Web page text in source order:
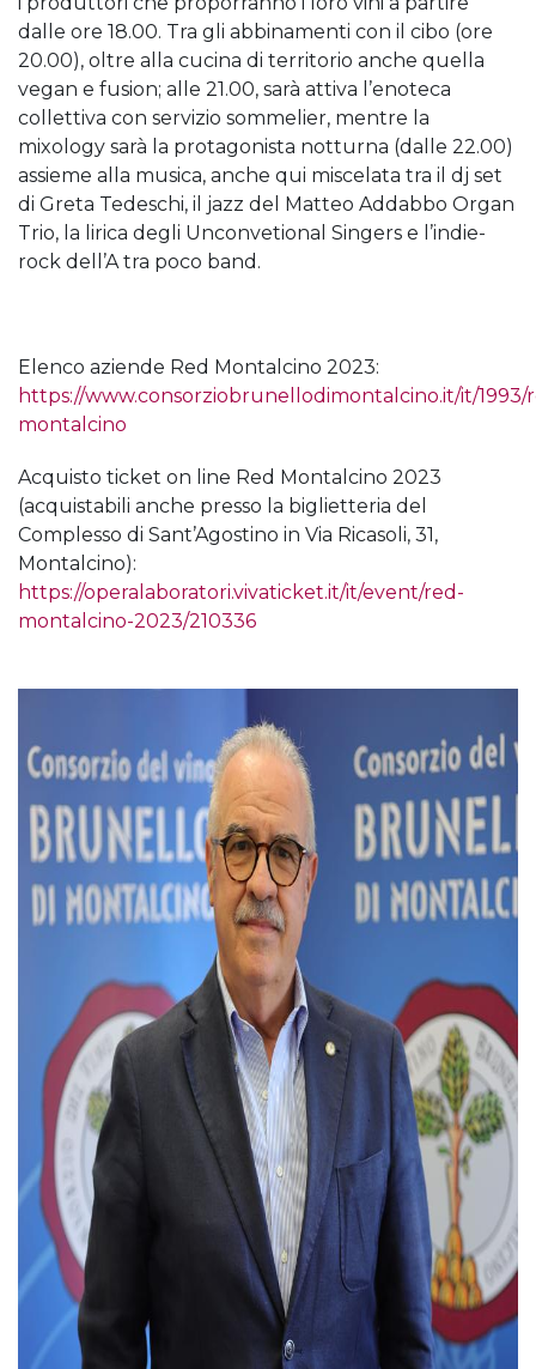
dalle ore 18.00. Tra gli abbinamenti con il cibo (ore
20.00), oltre alla cucina di territorio anche quella
vegan e fusion; alle 21.00, sarà attiva l’enoteca
collettiva con servizio sommelier, mentre la
mixology sarà la protagonista notturna (dalle 22.00)
assieme alla musica, anche qui miscelata tra il dj set
di Greta Tedeschi, il jazz del Matteo Addabbo Organ
Trio, la lirica degli Unconvetional Singers e l’indie-
rock dell’A tra poco band.
Elenco aziende Red Montalcino 2023:
https://www.consorziobrunellodimontalcino.it/it/1993/
montalcino
Acquisto ticket on line Red Montalcino 2023
(acquistabili anche presso la biglietteria del
Complesso di Sant’Agostino in Via Ricasoli, 31,
Montalcino):
https://operalaboratori.vivaticket.it/it/event/red-
montalcino-2023/210336